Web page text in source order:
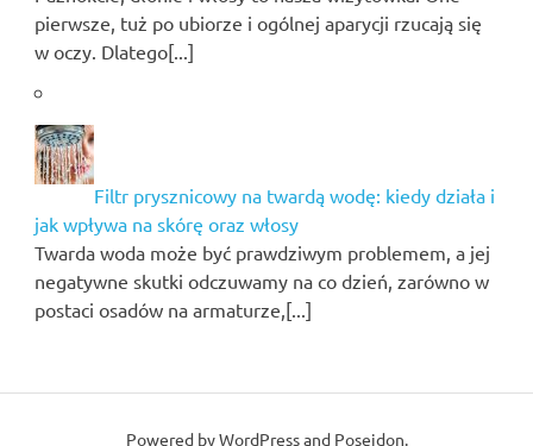
pierwsze, tuż po ubiorze i ogólnej aparycji rzucają się
w oczy. Dlatego[...]
Filtr prysznicowy na twardą wodę: kiedy działa i
jak wpływa na skórę oraz włosy
Twarda woda może być prawdziwym problemem, a jej
negatywne skutki odczuwamy na co dzień, zarówno w
postaci osadów na armaturze,[...]
Powered byWordPressand Poseidon.